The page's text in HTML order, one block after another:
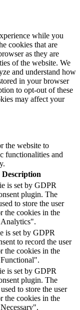
while you
cookies that are
as they are
of the website. We
and understand how
in your browser
to opt-out of these
may affect your
the website to
functionalities and
Description
is set by GDPR
plugin. The
to store the user
the cookies in the
is set by GDPR
to record the user
the cookies in the
is set by GDPR
plugin. The
to store the user
the cookies in the